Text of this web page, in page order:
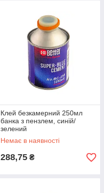
Клей безкамерний 250мл
банка з пензлем, синій/
зелений
Немає в наявності
288,75 ₴